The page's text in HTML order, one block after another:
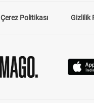
Çerez Politikası Gizlilik